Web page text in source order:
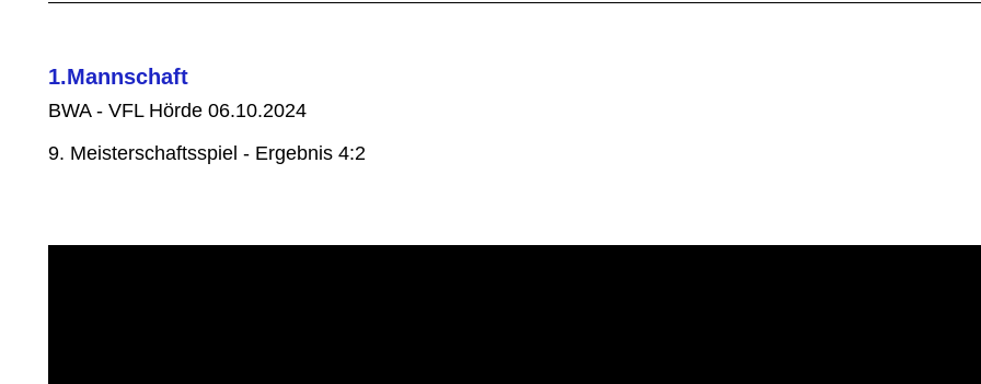
1.Mannschaft
BWA - VFL Hörde 06.10.2024
9. Meisterschaftsspiel - Ergebnis 4:2